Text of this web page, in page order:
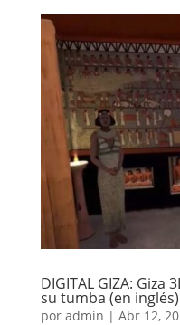
DIGITAL GIZA: Giza
su tumba (en inglés)
por admin | Abr 12,